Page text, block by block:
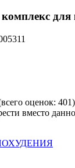
для
оценок: 401)
вместо